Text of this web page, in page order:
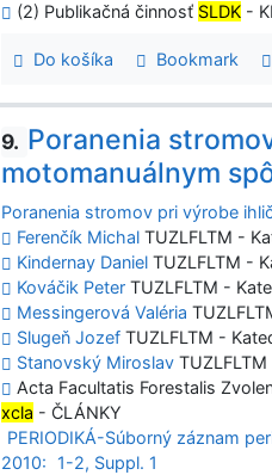
(2) Publikačná činnosť SLDK -
Do košíka Bookmark
9. Poranenia
motomanuálnym
Poranenia stromov pri výrobe
Ferenčík Michal TUZLFLTM -
Kindernay Daniel TUZLFLTM -
Kováčik Peter TUZLFLTM -
Messingerová Valéria
Slugeň Jozef TUZLFLTM -
Stanovský Miroslav
Acta Facultatis Forestalis
xcla - ČLÁNKY
PERIODIKÁ-Súborný záznam
2010:
1-2, Suppl. 1